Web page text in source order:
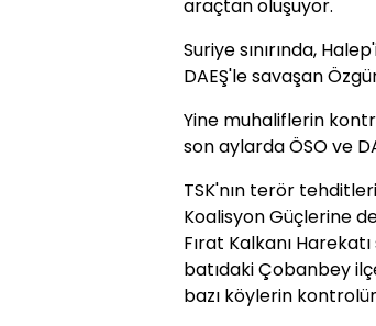
araçtan oluşuyor.
Suriye sınırında,
DAEŞ'le savaşan
Yine muhaliflerin
son aylarda ÖSO ve
TSK'nın terör
Koalisyon Güçlerine
Fırat Kalkanı
batıdaki Çobanbey
bazı köylerin